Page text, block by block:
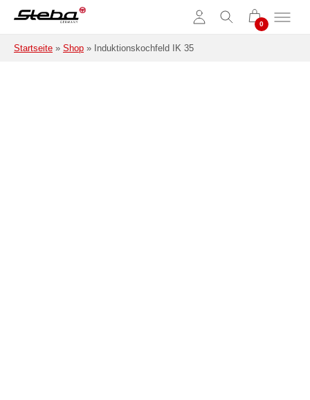
Zum Hauptinhalt springen
Startseite » Shop » Induktionskochfeld IK 35